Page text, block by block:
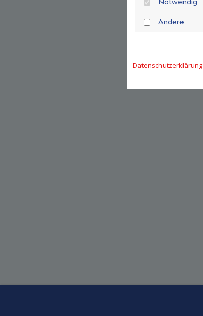
Andere
Datenschutzerklärung